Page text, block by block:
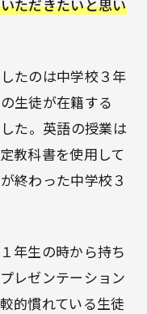
ただきたいと思い
たのは中学校３年
生徒が在籍する
た。英語の授業は
教科書を使用して
終わった中学校３
年生の時から持ち
レゼンテーション
的慣れている生徒